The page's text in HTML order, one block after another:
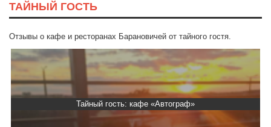
ТАЙНЫЙ ГОСТЬ
Отзывы о кафе и ресторанах Барановичей от тайного гостя.
Тайный гость: кафе «Автограф»